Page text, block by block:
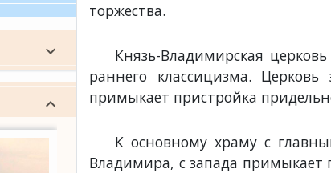
keyboard_arrow_down
keyboard_arrow_down
торжества.
Князь-Владимирская
раннего классицизма.
примыкает пристройка
К основному храму с
Владимира, с запада примыкает